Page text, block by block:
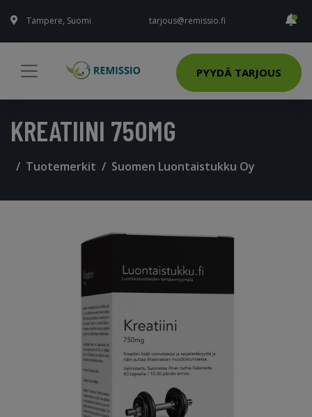
Tampere, Suomi tarjous@remissio.fi
PYYDÄ TARJOUS
KREATIINI 750MG
Tuotemerkit Suomen Luontaistukku Oy